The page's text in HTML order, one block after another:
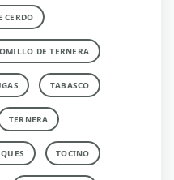
CERDO
DE TERNERA
TABASCO
TERNERA
TOCINO